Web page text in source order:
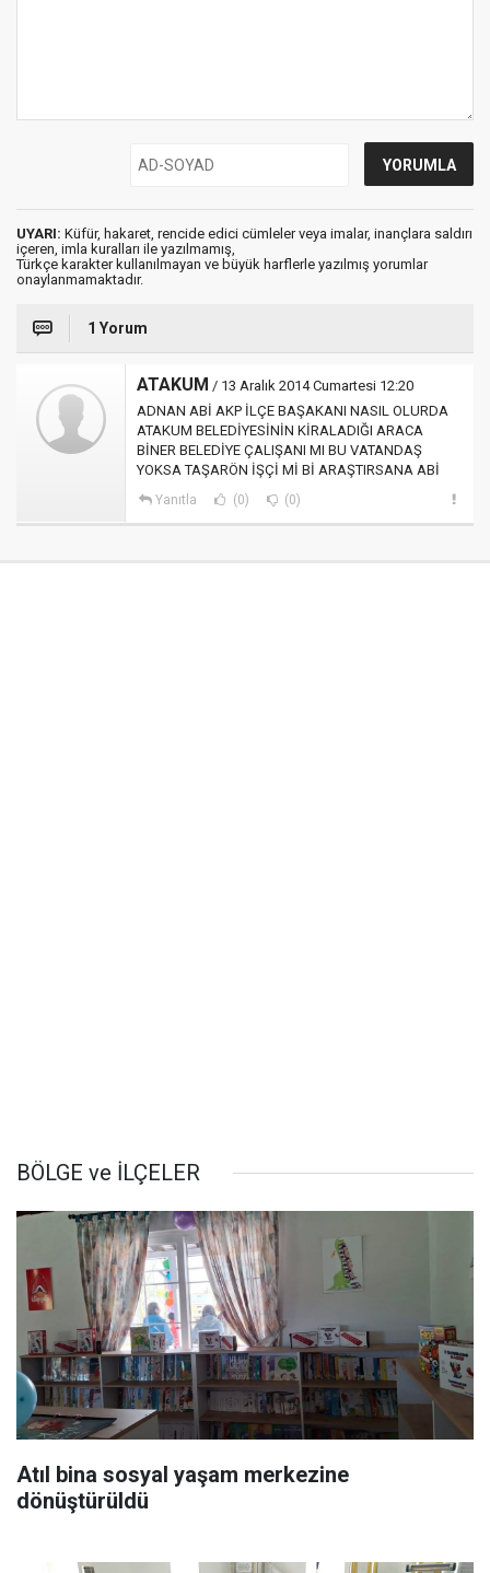
UYARI: Küfür, hakaret, rencide edici cümleler veya imalar, inançlara saldırı
içeren, imla kuralları ile yazılmamış,
Türkçe karakter kullanılmayan ve büyük harflerle yazılmış yorumlar
onaylanmamaktadır.
1 Yorum
ATAKUM / 13 Aralık 2014 Cumartesi 12:20
ADNAN ABİ AKP İLÇE BAŞAKANI NASIL OLURDA
ATAKUM BELEDİYESİNİN KİRALADIĞI ARACA
BİNER BELEDİYE ÇALIŞANI MI BU VATANDAŞ
YOKSA TAŞARÖN İŞÇİ Mİ Bİ ARAŞTIRSANA ABİ
Yanıtla (0) (0)
BÖLGE ve İLÇELER
Atıl bina sosyal yaşam merkezine
dönüştürüldü